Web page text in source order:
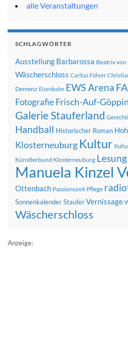
alle Veranstaltungen
SCHLAGWÖRTER
Ausstellung Barbarossa Beatrix
Wäscherschloss Caritas Führer
Demenz Eisenbahn EWS Arena
FotografieFrisch-Auf-
Galerie Stauferland
Handball Historischer Roman
Klosterneuburg Kultur
Künstlerbund Klosterneuburg Lesung
Manuela Kinzel
Ottenbach Passionszeit Pflege
SonnenkalenderStauferVernissage
Wäscherschloss
Anzeige: